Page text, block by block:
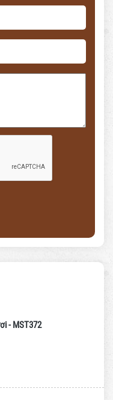
- MST372